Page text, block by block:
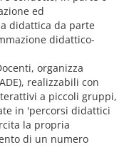
ed
didattica da parte
didattico-
organizza
realizzabili con
a piccoli gruppi,
in 'percorsi didattici
la propria
di un numero